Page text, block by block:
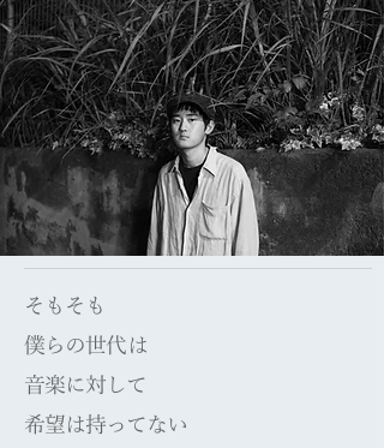
そもそも
僕らの世代は
音楽に対して
希望は持ってない